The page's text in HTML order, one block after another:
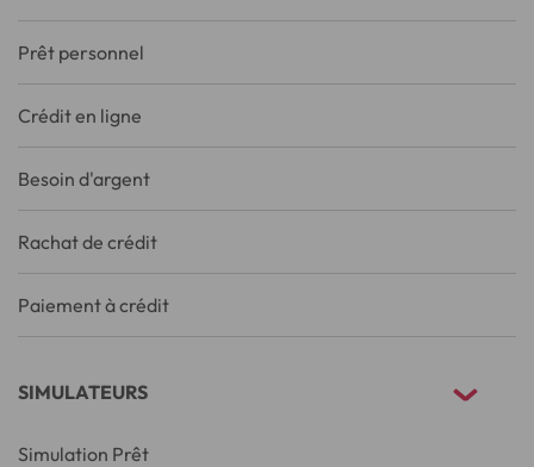
Prêt personnel
Crédit en ligne
Besoin d'argent
Rachat de crédit
Paiement à crédit
SIMULATEURS
Simulation Prêt